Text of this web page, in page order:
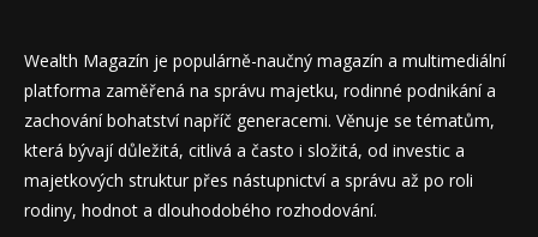
Wealth Magazín je populárně-naučný magazín a multimediální
platforma zaměřená na správu majetku, rodinné podnikání a
zachování bohatství napříč generacemi. Věnuje se tématům,
která bývají důležitá, citlivá a často i složitá, od investic a
majetkových struktur přes nástupnictví a správu až po roli
rodiny, hodnot a dlouhodobého rozhodování.